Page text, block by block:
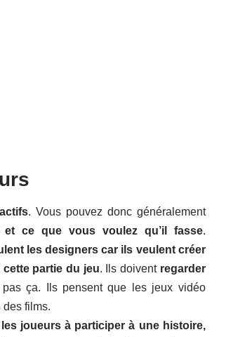
. Vous pouvez donc généralement
ce que vous voulez qu’il fasse.
les designers car ils veulent créer
partie du jeu. Ils doivent regarder
pas ça. Ils pensent que les jeux vidéo
des films.
joueurs à participer à une histoire,